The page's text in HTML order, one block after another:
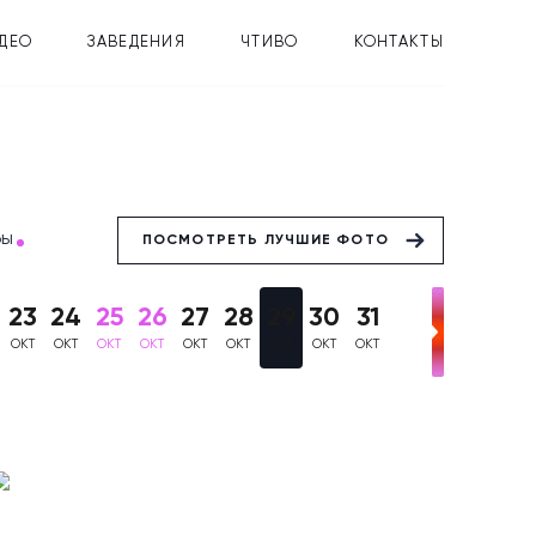
ЗАВЕДЕНИЯ ЧТИВО КОНТАКТЫ
ПОСМОТРЕТЬ ЛУЧШИЕ ФОТО
23
ОКТ
24
ОКТ
25
ОКТ
26
ОКТ
27
ОКТ
28
ОКТ
30
ОКТ
31
ОКТ